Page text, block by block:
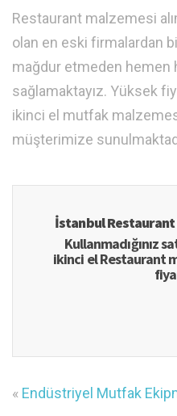
Restaurant malzemesi
olan en eski firmalardan
mağdur etmeden hemen
sağlamaktayız. Yüksek
ikinci el mutfak
müşterimize
İstanbul Restaurant
Kullanmadığınız
ikinci el Restaurant
« Endüstriyel Mutfak